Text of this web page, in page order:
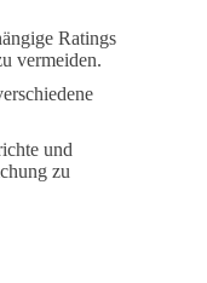
Ratings
vermeiden.
und
zu